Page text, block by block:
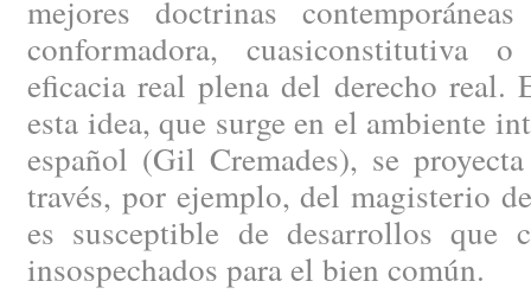
mejores doctrinas
conformadora, cuasiconstitutiva
eficacia real plena del derecho real.
esta idea, que surge en el ambiente
español (Gil Cremades), se
través, por ejemplo, del magisterio
es susceptible de desarrollos que
insospechados para el bien común.